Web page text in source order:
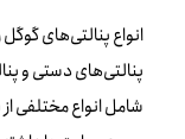
انواع پنالتی‌های
پنالتی‌های دستی و
شامل انواع مختلفی